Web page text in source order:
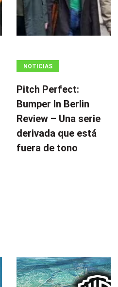
NOTICIAS
Pitch Perfect:
Bumper In Berlin
Review – Una serie
derivada que está
fuera de tono